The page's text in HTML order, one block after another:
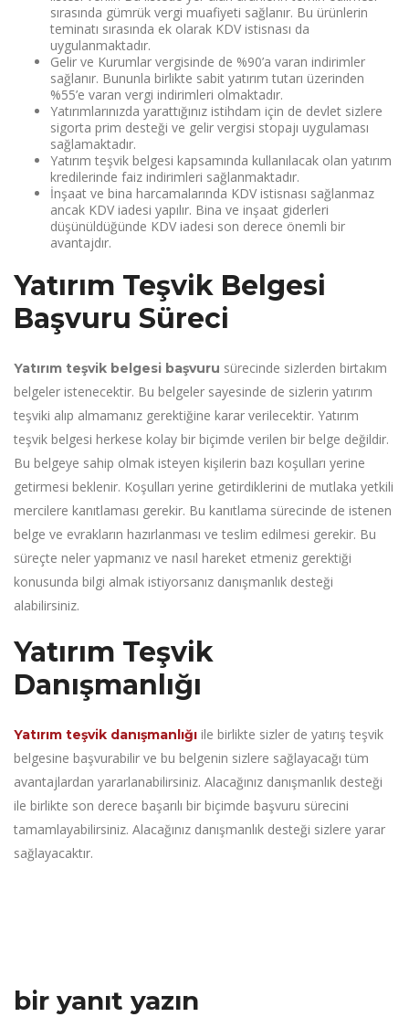
sırasında gümrük vergi muafiyeti sağlanır. Bu ürünlerin
teminatı sırasında ek olarak KDV istisnası da
uygulanmaktadır.
Gelir ve Kurumlar vergisinde de %90’a varan indirimler
sağlanır. Bununla birlikte sabit yatırım tutarı üzerinden
%55’e varan vergi indirimleri olmaktadır.
Yatırımlarınızda yarattığınız istihdam için de devlet sizlere
sigorta prim desteği ve gelir vergisi stopajı uygulaması
sağlamaktadır.
Yatırım teşvik belgesi kapsamında kullanılacak olan yatırım
kredilerinde faiz indirimleri sağlanmaktadır.
İnşaat ve bina harcamalarında KDV istisnası sağlanmaz
ancak KDV iadesi yapılır. Bina ve inşaat giderleri
düşünüldüğünde KDV iadesi son derece önemli bir
avantajdır.
Yatırım Teşvik Belgesi
Başvuru Süreci
Yatırım teşvik belgesi başvuru sürecinde sizlerden birtakım
belgeler istenecektir. Bu belgeler sayesinde de sizlerin yatırım
teşviki alıp almamanız gerektiğine karar verilecektir. Yatırım
teşvik belgesi herkese kolay bir biçimde verilen bir belge değildir.
Bu belgeye sahip olmak isteyen kişilerin bazı koşulları yerine
getirmesi beklenir. Koşulları yerine getirdiklerini de mutlaka yetkili
mercilere kanıtlaması gerekir. Bu kanıtlama sürecinde de istenen
belge ve evrakların hazırlanması ve teslim edilmesi gerekir. Bu
süreçte neler yapmanız ve nasıl hareket etmeniz gerektiği
konusunda bilgi almak istiyorsanız danışmanlık desteği
alabilirsiniz.
Yatırım Teşvik
Danışmanlığı
Yatırım teşvik danışmanlığı ile birlikte sizler de yatırış teşvik
belgesine başvurabilir ve bu belgenin sizlere sağlayacağı tüm
avantajlardan yararlanabilirsiniz. Alacağınız danışmanlık desteği
ile birlikte son derece başarılı bir biçimde başvuru sürecini
tamamlayabilirsiniz. Alacağınız danışmanlık desteği sizlere yarar
sağlayacaktır.
bir yanıt yazın